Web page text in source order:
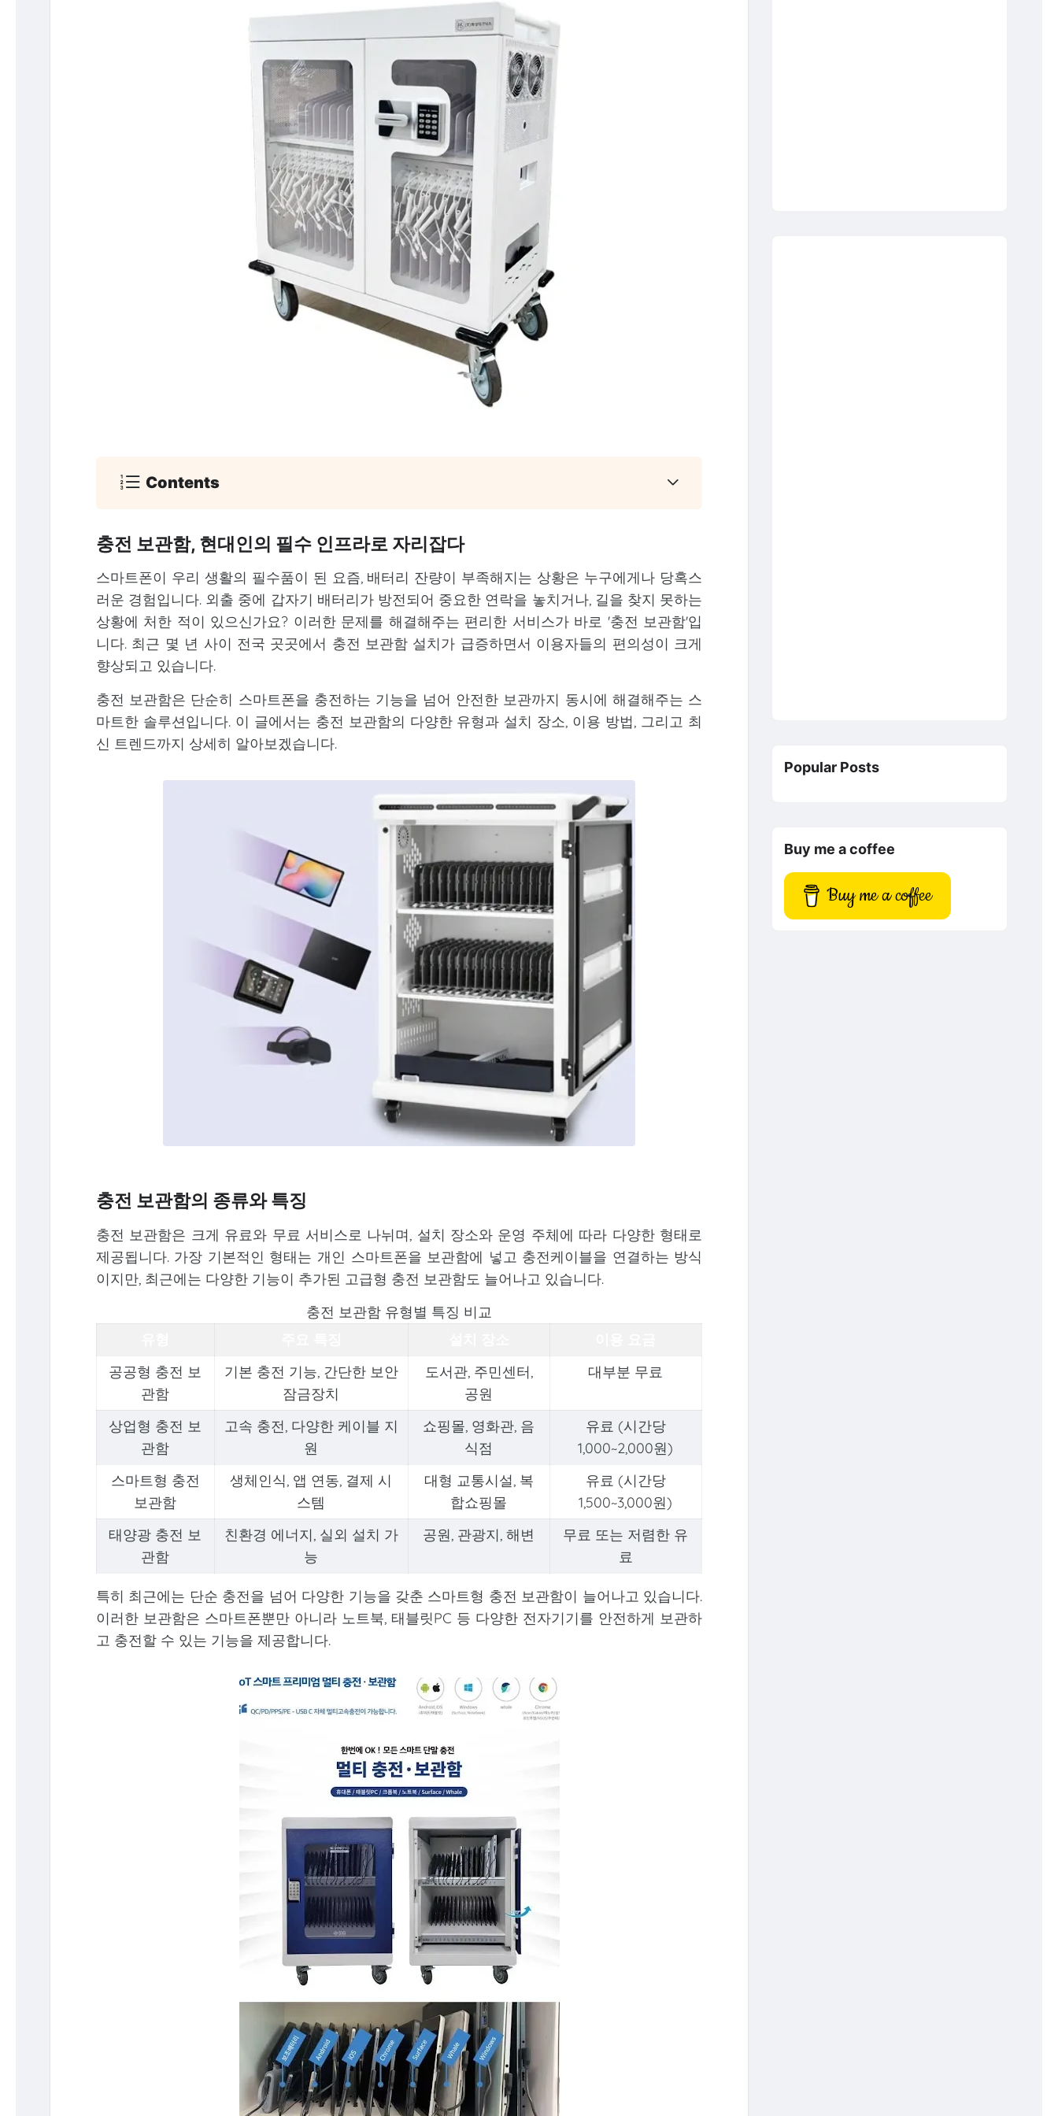
Contents
충전 보관함, 현대인의 필수 인프라로 자리잡다
스마트폰이 우리 생활의 필수품이 된 요즘, 배터리 잔량이 부족해지는 상황은 누구에게나 당혹스
러운 경험입니다. 외출 중에 갑자기 배터리가 방전되어 중요한 연락을 놓치거나, 길을 찾지 못하는
상황에 처한 적이 있으신가요? 이러한 문제를 해결해주는 편리한 서비스가 바로 '충전 보관함'입
니다. 최근 몇 년 사이 전국 곳곳에서 충전 보관함 설치가 급증하면서 이용자들의 편의성이 크게
향상되고 있습니다.
충전 보관함은 단순히 스마트폰을 충전하는 기능을 넘어 안전한 보관까지 동시에 해결해주는 스
마트한 솔루션입니다. 이 글에서는 충전 보관함의 다양한 유형과 설치 장소, 이용 방법, 그리고 최
신 트렌드까지 상세히 알아보겠습니다.
충전 보관함의 종류와 특징
충전 보관함은 크게 유료와 무료 서비스로 나뉘며, 설치 장소와 운영 주체에 따라 다양한 형태로
제공됩니다. 가장 기본적인 형태는 개인 스마트폰을 보관함에 넣고 충전케이블을 연결하는 방식
이지만, 최근에는 다양한 기능이 추가된 고급형 충전 보관함도 늘어나고 있습니다.
충전 보관함 유형별 특징 비교
공공형 충전 보
관함
기본 충전 기능, 간단한 보안
잠금장치
도서관, 주민센터,
공원
대부분 무료
상업형 충전 보
관함
고속 충전, 다양한 케이블 지
원
쇼핑몰, 영화관, 음
식점
유료 (시간당
1,000~2,000원)
스마트형 충전
보관함
생체인식, 앱 연동, 결제 시
스템
대형 교통시설, 복
합쇼핑몰
유료 (시간당
1,500~3,000원)
태양광 충전 보
관함
친환경 에너지, 실외 설치 가
능
공원, 관광지, 해변
무료 또는 저렴한 유
료
특히 최근에는 단순 충전을 넘어 다양한 기능을 갖춘 스마트형 충전 보관함이 늘어나고 있습니다.
이러한 보관함은 스마트폰뿐만 아니라 노트북, 태블릿PC 등 다양한 전자기기를 안전하게 보관하
고 충전할 수 있는 기능을 제공합니다.
Popular Posts
Buy me a coffee
Buy me a coffee